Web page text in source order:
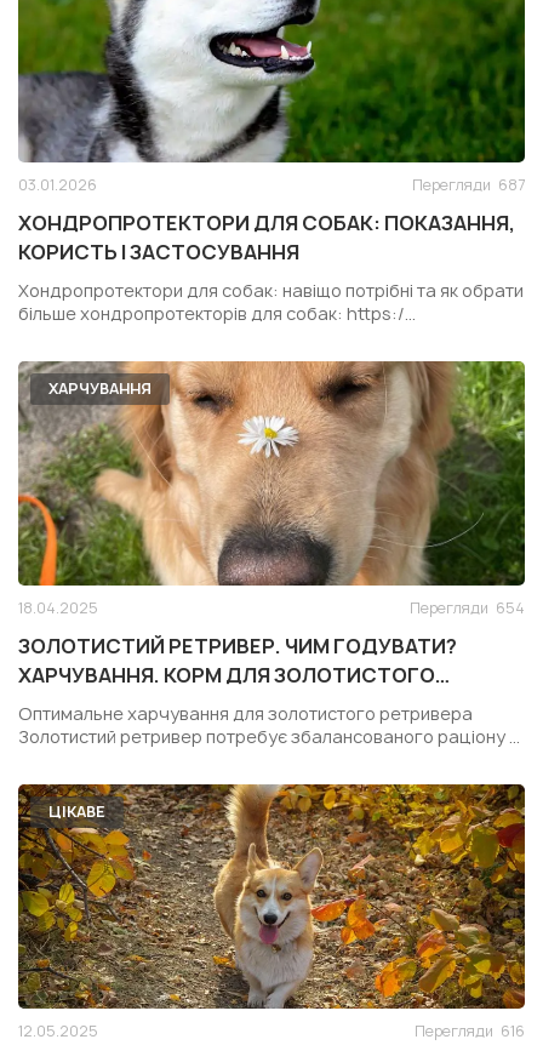
03.01.2026 Перегляди 687
ХОНДРОПРОТЕКТОРИ ДЛЯ СОБАК: ПОКАЗАННЯ,
КОРИСТЬ І ЗАСТОСУВАННЯ
Хондропротектори для собак: навіщо потрібні та як обрати
більше хондропротекторів для собак: https:/...
ХАРЧУВАННЯ
18.04.2025 Перегляди 654
ЗОЛОТИСТИЙ РЕТРИВЕР. ЧИМ ГОДУВАТИ?
ХАРЧУВАННЯ. КОРМ ДЛЯ ЗОЛОТИСТОГО
РЕТРИВЕРА
Оптимальне харчування для золотистого ретривера
Золотистий ретривер потребує збалансованого раціону ...
ЦІКАВЕ
12.05.2025 Перегляди 616